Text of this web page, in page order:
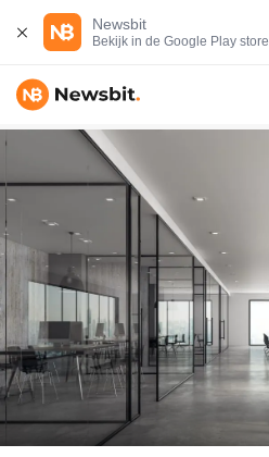
Newsbit
Bekijk in de Google Play store